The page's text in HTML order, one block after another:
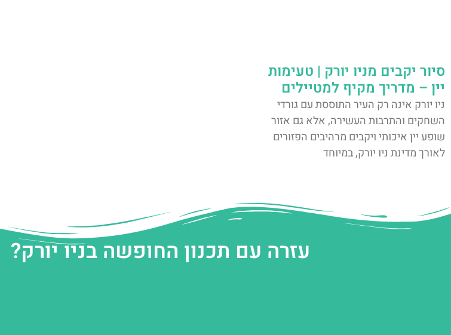
סיור יקבים מניו יורק | טעימות
יין – מדריך מקיף למטיילים
ניו יורק אינה רק העיר התוססת עם גורדי
השחקים והתרבות העשירה, אלא גם אזור
שופע יין איכותי ויקבים מרהיבים הפזורים
לאורך מדינת ניו יורק, במיוחד
עזרה עם תכנון החופשה בניו יורק?